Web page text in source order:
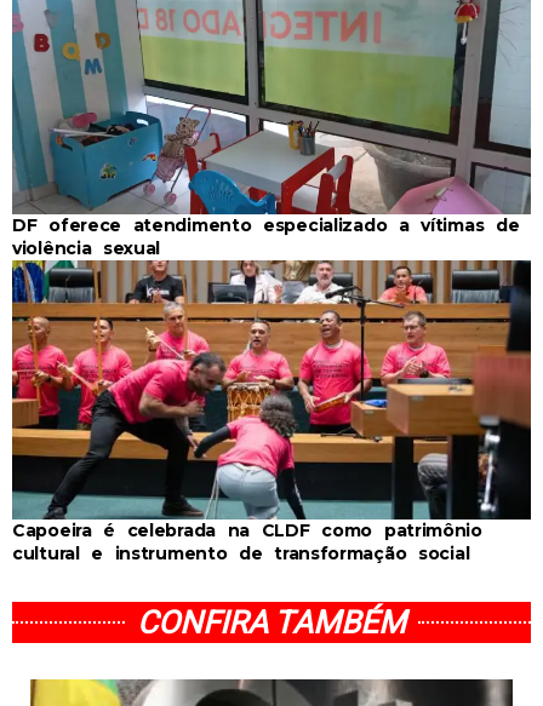
DF oferece atendimento especializado a vítimas de
violência sexual
Capoeira é celebrada na CLDF como patrimônio
cultural e instrumento de transformação social
CONFIRA TAMBÉM